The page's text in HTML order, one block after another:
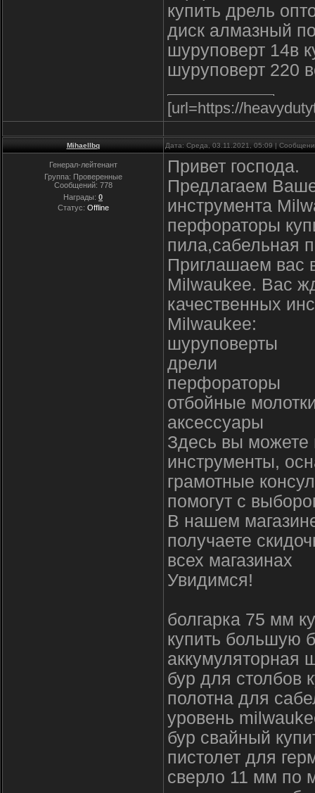
купить дрель
диск алмазный
шуруповерт 14в
шуруповерт 220
[url=https://
Mihaellbq Дата: Среда, 03.11.2021, 05:09 |
Генерал-лейтенант
Группа: Проверенные
Сообщений: 778
Награды: 0
Статус: Offline
Привет господа.
Предлагаем
инструмента
перфораторы
пила,сабельная
Приглашаем вас
Milwaukee. Вас
качественных
Milwaukee:
шуруповерты
дрели
перфораторы
отбойные
аксессуары
Здесь вы можете
инструменты,
грамотные
помогут с
В нашем
получаете
всех магазинах
Увидимся!
болгарка 75 мм
купить большую
бур для столбов
полотна для
уровень
бур свайный
пистолет для
сверло 11 мм по